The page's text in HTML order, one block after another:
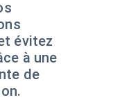
évitez
à une
de